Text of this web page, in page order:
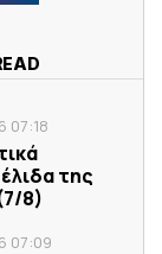
07:18
της
8)
07:09